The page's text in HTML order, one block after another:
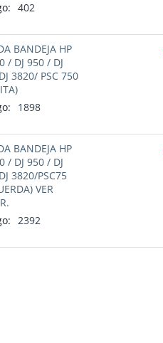
402
BANDEJA HP
/ DJ 950 / DJ
3820/ PSC 750
1898
BANDEJA HP
/ DJ 950 / DJ
3820/PSC75
VER
2392